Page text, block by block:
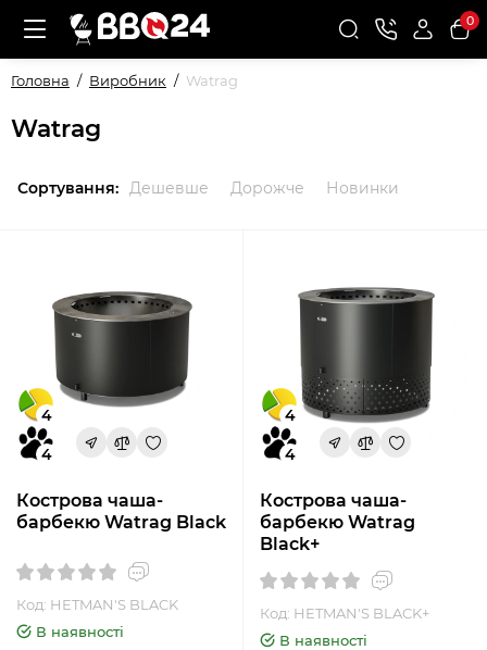
0
Головна Виробник Watrag
Watrag
Сортування: Дешевше Дорожче Новинки
4
4
Кострова чаша-
барбекю Watrag Black
Код: HETMAN'S BLACK
В наявності
4
4
Кострова чаша-
барбекю Watrag
Black+
Код: HETMAN'S BLACK+
В наявності